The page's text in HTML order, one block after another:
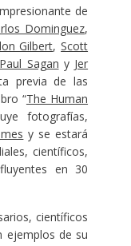
de
Dominguez,
Gilbert,Scott
Paul Sagan y Jer
previa de las
“The Human
fotografías,
y se estará
científicos,
en 30
científicos
ejemplos de su